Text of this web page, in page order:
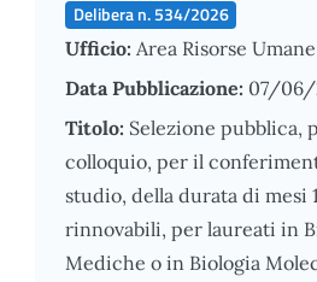
Delibera n. 534/2026
Ufficio: Area Risorse Umane
Data Pubblicazione: 07/06/
Titolo: Selezione pubblica,
colloquio, per il
studio, della durata di mesi
rinnovabili, per laureati in
Mediche o in Biologia